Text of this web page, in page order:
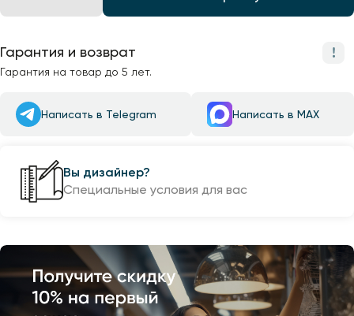
Гарантия и возврат
Гарантия на товар до 5 лет.
Написать в Telegram Написать в MAX
Вы дизайнер?
Специальные условия для вас